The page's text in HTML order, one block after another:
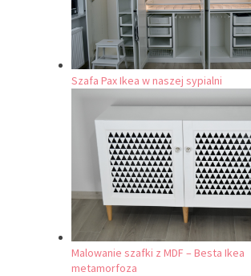
Szafa Pax Ikea w naszej sypialni
Malowanie szafki z MDF – Besta Ikea
metamorfoza